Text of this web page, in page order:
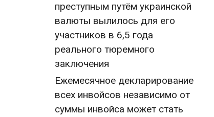
преступным путём украинской
валюты вылилось для его
участников в 6,5 года
реального тюремного
заключения
Ежемесячное декларирование
всех инвойсов независимо от
суммы инвойса может стать